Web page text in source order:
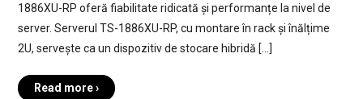
1886XU-RP oferă fiabilitate ridicată și performanțe la nivel de
server. Serverul TS-1886XU-RP, cu montare în rack și înălțime
2U, servește ca un dispozitiv de stocare hibridă […]
Read more ›